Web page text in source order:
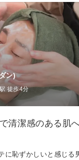
ン)
徒歩4分
清潔感のある肌
に恥ずかしいと感じ